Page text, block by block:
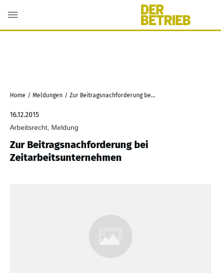
Home / Meldungen / Zur Beitragsnachforderung bei Zeitarbeitsunternehmen
16.12.2015
Arbeitsrecht, Meldung
Zur Beitragsnachforderung bei
Zeitarbeitsunternehmen